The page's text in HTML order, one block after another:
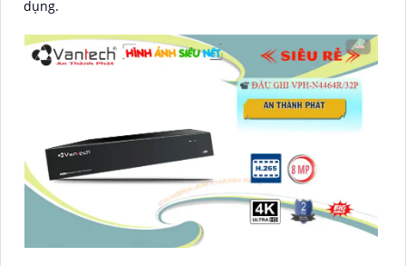
dụng.